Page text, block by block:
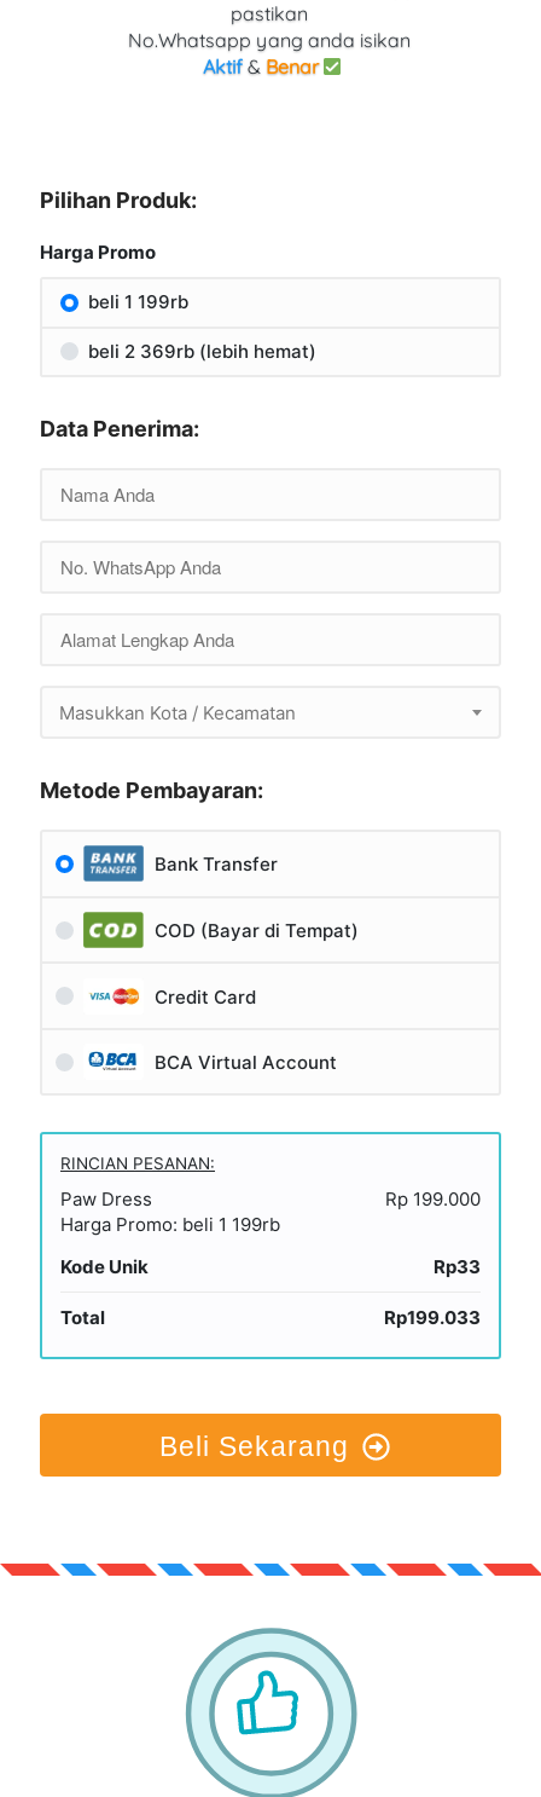
pastikan
No.Whatsapp yang anda isikan
Aktif & Benar
Pilihan Produk:
Harga Promo
beli 1 199rb
beli 2 369rb (lebih hemat)
Data Penerima:
Masukkan Kota / Kecamatan
Metode Pembayaran:
Bank Transfer
COD (Bayar di Tempat)
Credit Card
BCA Virtual Account
RINCIAN PESANAN:
Paw Dress
Harga Promo: beli 1 199rb
Rp 199.000
Kode Unik Rp33
Total Rp199.033
Beli Sekarang